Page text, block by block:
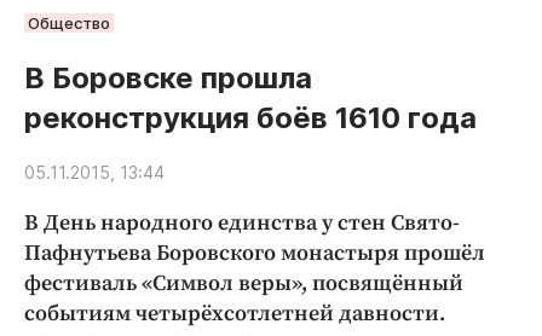
РУБРИКИ
Новости компаний
Статьи
Народные новости
Благоустройство
Криминал
Культура
Общество
В Боровске прошла
реконструкция боёв 1610 года
05.11.2015, 13:44
В День народного единства у стен Свято-
Пафнутьева Боровского монастыря прошёл
фестиваль «Символ веры», посвящённый
событиям четырёхсотлетней давности.